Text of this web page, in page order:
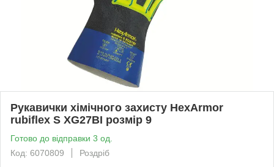
Рукавички хімічного захисту HexArmor
rubiflex S XG27BI розмір 9
Готово до відправки 3 од.
Код: 6070809
Роздріб